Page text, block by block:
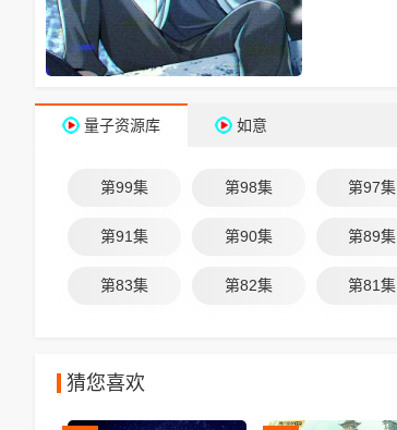
量子资源库 如意
第99集 第98集 第97集
第91集 第90集 第89集
第83集 第82集 第81集
猜您喜欢